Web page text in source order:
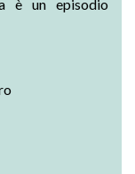
è un episodio